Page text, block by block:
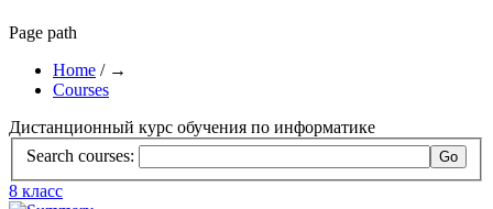
Page path
Home / →
Courses
Дистанционный курс обучения по информатике
Search courses:
8 класс